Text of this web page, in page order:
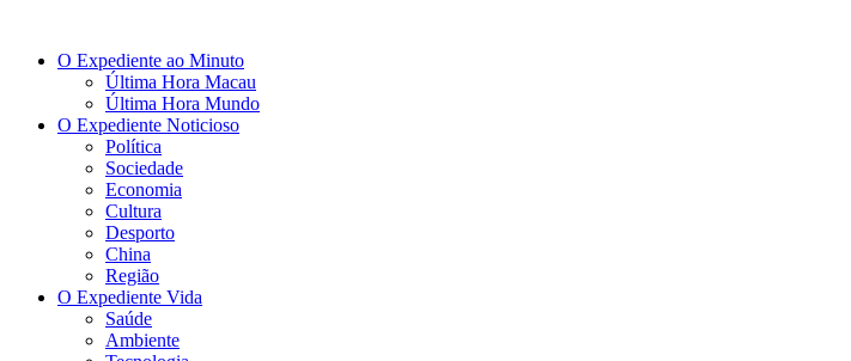
O Expediente ao Minuto
Última Hora Macau
Última Hora Mundo
O Expediente Noticioso
Política
Sociedade
Economia
Cultura
Desporto
China
Região
O Expediente Vida
Saúde
Ambiente